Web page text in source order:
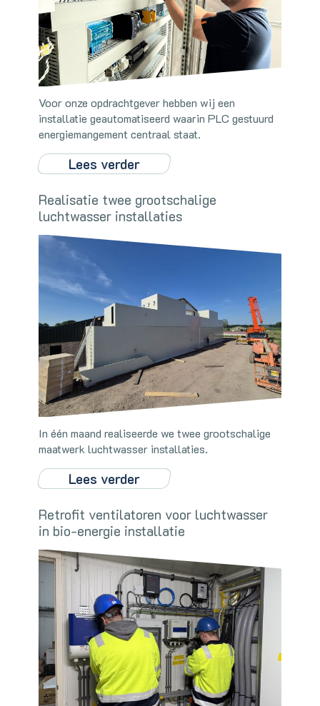
Voor onze opdrachtgever hebben wij een
installatie geautomatiseerd waarin PLC gestuurd
energiemangement centraal staat.
Lees verder
Realisatie twee grootschalige
luchtwasser installaties
In één maand realiseerde we twee grootschalige
maatwerk luchtwasser installaties.
Lees verder
Retrofit ventilatoren voor luchtwasser
in bio-energie installatie